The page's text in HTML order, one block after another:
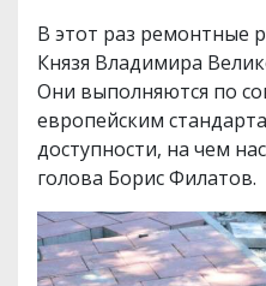
В этот раз ремонтные
Князя Владимира
Они выполняются по
европейским
доступности, на чем
голова Борис Филатов.